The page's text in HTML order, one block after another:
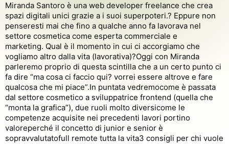
Miranda Santoro è una web developer freelance che crea
spazi digitali unici grazie a i suoi superpoteri.? Eppure non
penseresti mai che fino a qualche anno fa lavorava nel
settore cosmetica come esperta commerciale e
marketing. Qual è il momento in cui ci accorgiamo che
vogliamo altro dalla vita (lavorativa)?Oggi con Miranda
parleremo proprio di questa scintilla che a un certo punto ci
fa dire “ma cosa ci faccio qui? vorrei essere altrove e fare
qualcosa che mi piace”.In puntata vedremocome è passata
dal settore cosmetico a sviluppatrice frontend (quella che
“monta la grafica”), due ruoli molto diversicome le
competenze acquisite nei precedenti lavori portino
valoreperché il concetto di junior e senior è
sopravvalutatofull remote tutta la vita3 consigli per chi vuole